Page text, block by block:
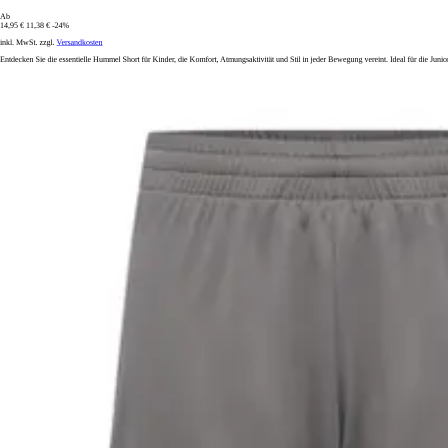
Ab
14,95 € 11,38 € -24%
inkl. MwSt. zzgl. Versandkosten
Entdecken Sie die essentielle Hummel Short für Kinder, die Komfort, Atmungsaktivität und Stil in jeder Bewegung vereint. Ideal für die